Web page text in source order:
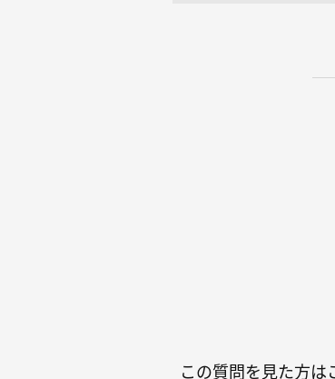
この質問を見た方は